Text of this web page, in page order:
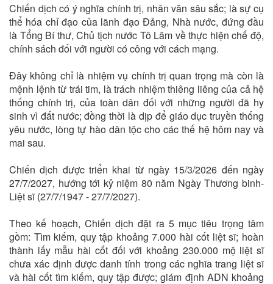
Chiến dịch có ý nghĩa chính trị, nhân văn sâu sắc; là sự cụ
thể hóa chỉ đạo của lãnh đạo Đảng, Nhà nước, đứng đầu
là Tổng Bí thư, Chủ tịch nước Tô Lâm về thực hiện chế độ,
chính sách đối với người có công với cách mạng.
Đây không chỉ là nhiệm vụ chính trị quan trọng mà còn là
mệnh lệnh từ trái tim, là trách nhiệm thiêng liêng của cả hệ
thống chính trị, của toàn dân đối với những người đã hy
sinh vì đất nước; đồng thời là dịp để giáo dục truyền thống
yêu nước, lòng tự hào dân tộc cho các thế hệ hôm nay và
mai sau.
Chiến dịch được triển khai từ ngày 15/3/2026 đến ngày
27/7/2027, hướng tới kỷ niệm 80 năm Ngày Thương binh-
Liệt sĩ (27/7/1947 - 27/7/2027).
Theo kế hoạch, Chiến dịch đặt ra 5 mục tiêu trọng tâm
gồm: Tìm kiếm, quy tập khoảng 7.000 hài cốt liệt sĩ; hoàn
thành lấy mẫu hài cốt đối với khoảng 230.000 mộ liệt sĩ
chưa xác định được danh tính trong các nghĩa trang liệt sĩ
và hài cốt tìm kiếm, quy tập được; giám định ADN khoảng